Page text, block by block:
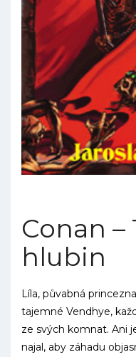
Conan
hlubin
Líla, půvabná
tajemné Vendhye,
ze svých komnat. Ani
najal, aby záhadu